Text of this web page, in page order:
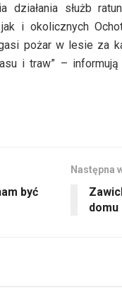
działania służb
i okolicznych
pożar w lesie za
i traw” –
być
Następna